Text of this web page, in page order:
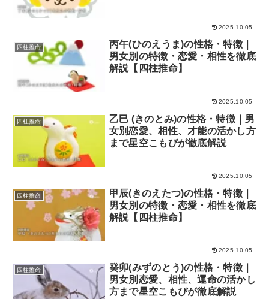
2025.10.05
四柱推命
丙午(ひのえうま)の性格・特徴｜
男女別の特徴・恋愛・相性を徹底
解説【四柱推命】
2025.10.05
四柱推命
乙巳 (きのとみ)の性格・特徴｜男
女別恋愛、相性、才能の活かし方
まで星空こもぴが徹底解説
2025.10.05
四柱推命
甲辰(きのえたつ)の性格・特徴｜
男女別の特徴・恋愛・相性を徹底
解説【四柱推命】
2025.10.05
四柱推命
癸卯(みずのとう)の性格・特徴｜
男女別恋愛、相性、運命の活かし
方まで星空こもぴが徹底解説